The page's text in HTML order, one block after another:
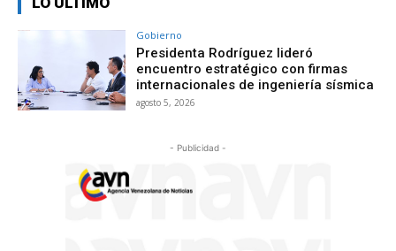
Gobierno
Presidenta Rodríguez lideró
encuentro estratégico con firmas
internacionales de ingeniería sísmica
agosto 5, 2026
- Publicidad -